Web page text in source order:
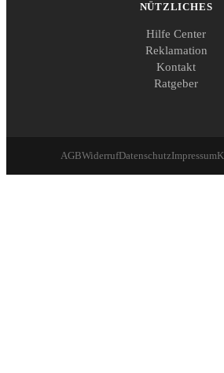
NÜTZLICHES
Hilfe Center
Reklamation
Kontakt
Ratgeber
AGBWiderrufDatenschutzImpressum